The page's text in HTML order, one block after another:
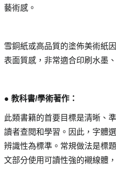
藝術感。
雪銅紙或高品質的塗佈美術紙
表面質感，非常適合印刷水墨
● 教科書/學術著作：
此類書籍的首要目標是清晰、
讀者查閱和學習。因此，字體
辨識性為標準。常規做法是標
文部分使用可讀性強的襯線體